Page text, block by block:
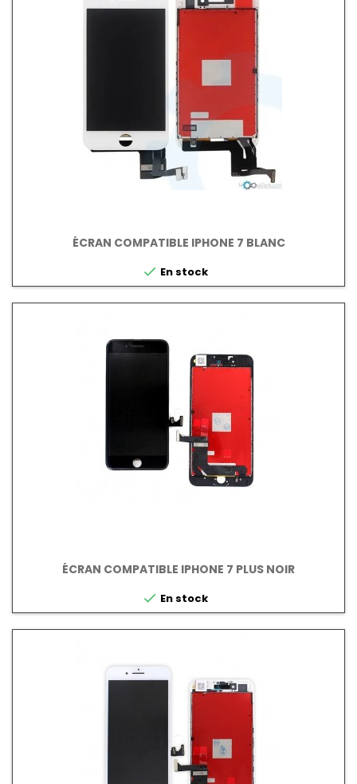
ÉCRAN COMPATIBLE IPHONE 7 BLANC
 En stock
ÉCRAN COMPATIBLE IPHONE 7 PLUS NOIR
 En stock